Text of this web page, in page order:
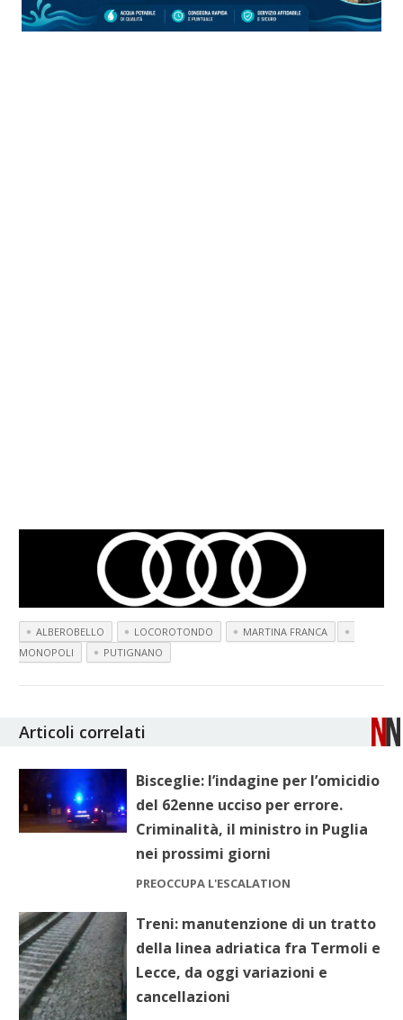
ALBEROBELLO LOCOROTONDO
MARTINA FRANCA
MONOPOLI
PUTIGNANO
Articoli correlati
Bisceglie: l’indagine per l’omicidio
del 62enne ucciso per errore.
Criminalità, il ministro in Puglia
nei prossimi giorni
PREOCCUPA L'ESCALATION
Treni: manutenzione di un tratto
della linea adriatica fra Termoli e
Lecce, da oggi variazioni e
cancellazioni